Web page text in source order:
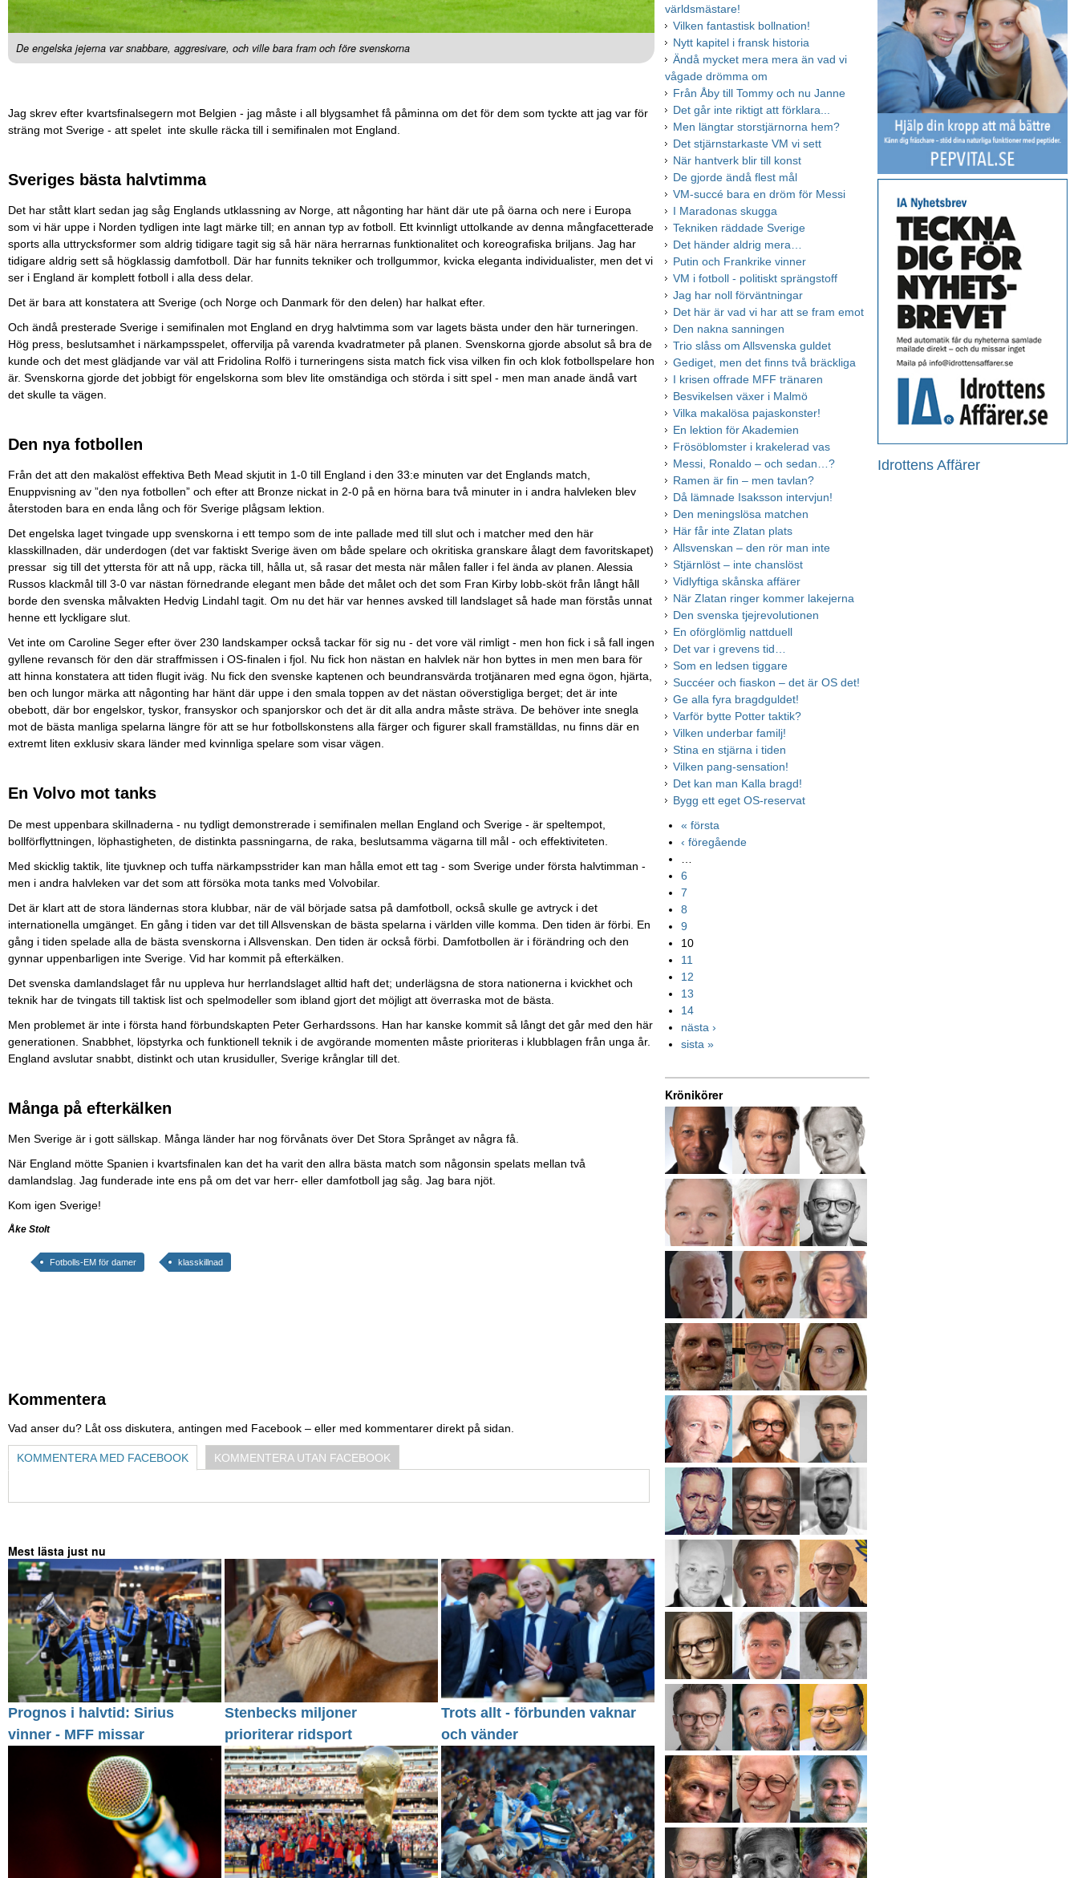
De engelska jejerna var snabbare, aggresivare, och ville bara fram och före svenskorna
Jag skrev efter kvartsfinalsegern mot Belgien - jag måste i all blygsamhet få påminna om det för dem som tyckte att jag var för
sträng mot Sverige - att spelet inte skulle räcka till i semifinalen mot England.
Sveriges bästa halvtimma
Det har stått klart sedan jag såg Englands utklassning av Norge, att någonting har hänt där ute på öarna och nere i Europa
som vi här uppe i Norden tydligen inte lagt märke till; en annan typ av fotboll. Ett kvinnligt uttolkande av denna mångfacetterade
sports alla uttrycksformer som aldrig tidigare tagit sig så här nära herrarnas funktionalitet och koreografiska briljans. Jag har
tidigare aldrig sett så högklassig damfotboll. Där har funnits tekniker och trollgummor, kvicka eleganta individualister, men det vi
ser i England är komplett fotboll i alla dess delar.
Det är bara att konstatera att Sverige (och Norge och Danmark för den delen) har halkat efter.
Och ändå presterade Sverige i semifinalen mot England en dryg halvtimma som var lagets bästa under den här turneringen.
Hög press, beslutsamhet i närkampsspelet, offervilja på varenda kvadratmeter på planen. Svenskorna gjorde absolut så bra de
kunde och det mest glädjande var väl att Fridolina Rolfö i turneringens sista match fick visa vilken fin och klok fotbollspelare hon
är. Svenskorna gjorde det jobbigt för engelskorna som blev lite omständiga och störda i sitt spel - men man anade ändå vart
det skulle ta vägen.
Den nya fotbollen
Från det att den makalöst effektiva Beth Mead skjutit in 1-0 till England i den 33:e minuten var det Englands match,
Enuppvisning av ”den nya fotbollen” och efter att Bronze nickat in 2-0 på en hörna bara två minuter in i andra halvleken blev
återstoden bara en enda lång och för Sverige plågsam lektion.
Det engelska laget tvingade upp svenskorna i ett tempo som de inte pallade med till slut och i matcher med den här
klasskillnaden, där underdogen (det var faktiskt Sverige även om både spelare och okritiska granskare ålagt dem favoritskapet)
pressar sig till det yttersta för att nå upp, räcka till, hålla ut, så rasar det mesta när målen faller i fel ända av planen. Alessia
Russos klackmål till 3-0 var nästan förnedrande elegant men både det målet och det som Fran Kirby lobb-sköt från långt håll
borde den svenska målvakten Hedvig Lindahl tagit. Om nu det här var hennes avsked till landslaget så hade man förstås unnat
henne ett lyckligare slut.
Vet inte om Caroline Seger efter över 230 landskamper också tackar för sig nu - det vore väl rimligt - men hon fick i så fall ingen
gyllene revansch för den där straffmissen i OS-finalen i fjol. Nu fick hon nästan en halvlek när hon byttes in men men bara för
att hinna konstatera att tiden flugit iväg. Nu fick den svenske kaptenen och beundransvärda trotjänaren med egna ögon, hjärta,
ben och lungor märka att någonting har hänt där uppe i den smala toppen av det nästan oöverstigliga berget; det är inte
obebott, där bor engelskor, tyskor, fransyskor och spanjorskor och det är dit alla andra måste sträva. De behöver inte snegla
mot de bästa manliga spelarna längre för att se hur fotbollskonstens alla färger och figurer skall framställdas, nu finns där en
extremt liten exklusiv skara länder med kvinnliga spelare som visar vägen.
En Volvo mot tanks
De mest uppenbara skillnaderna - nu tydligt demonstrerade i semifinalen mellan England och Sverige - är speltempot,
bollförflyttningen, löphastigheten, de distinkta passningarna, de raka, beslutsamma vägarna till mål - och effektiviteten.
Med skicklig taktik, lite tjuvknep och tuffa närkampsstrider kan man hålla emot ett tag - som Sverige under första halvtimman -
men i andra halvleken var det som att försöka mota tanks med Volvobilar.
Det är klart att de stora ländernas stora klubbar, när de väl började satsa på damfotboll, också skulle ge avtryck i det
internationella umgänget. En gång i tiden var det till Allsvenskan de bästa spelarna i världen ville komma. Den tiden är förbi. En
gång i tiden spelade alla de bästa svenskorna i Allsvenskan. Den tiden är också förbi. Damfotbollen är i förändring och den
gynnar uppenbarligen inte Sverige. Vid har kommit på efterkälken.
Det svenska damlandslaget får nu uppleva hur herrlandslaget alltid haft det; underlägsna de stora nationerna i kvickhet och
teknik har de tvingats till taktisk list och spelmodeller som ibland gjort det möjligt att överraska mot de bästa.
Men problemet är inte i första hand förbundskapten Peter Gerhardssons. Han har kanske kommit så långt det går med den här
generationen. Snabbhet, löpstyrka och funktionell teknik i de avgörande momenten måste prioriteras i klubblagen från unga år.
England avslutar snabbt, distinkt och utan krusiduller, Sverige krånglar till det.
Många på efterkälken
Men Sverige är i gott sällskap. Många länder har nog förvånats över Det Stora Språnget av några få.
När England mötte Spanien i kvartsfinalen kan det ha varit den allra bästa match som någonsin spelats mellan två
damlandslag. Jag funderade inte ens på om det var herr- eller damfotboll jag såg. Jag bara njöt.
Kom igen Sverige!
Åke Stolt
Fotbolls-EM för damer klasskillnad
Kommentera
Vad anser du? Låt oss diskutera, antingen med Facebook – eller med kommentarer direkt på sidan.
KOMMENTERA MED FACEBOOK KOMMENTERA UTAN FACEBOOK
Mest lästa just nu
Prognos i halvtid: Sirius
vinner - MFF missar
Stenbecks miljoner
prioriterar ridsport
Trots allt - förbunden vaknar
och vänder
Idrottens Affärer
världsmästare!
Vilken fantastisk bollnation!
Nytt kapitel i fransk historia
Ändå mycket mera mera än vad vi
vågade drömma om
Från Åby till Tommy och nu Janne
Det går inte riktigt att förklara...
Men längtar storstjärnorna hem?
Det stjärnstarkaste VM vi sett
När hantverk blir till konst
De gjorde ändå flest mål
VM-succé bara en dröm för Messi
I Maradonas skugga
Tekniken räddade Sverige
Det händer aldrig mera…
Putin och Frankrike vinner
VM i fotboll - politiskt sprängstoff
Jag har noll förväntningar
Det här är vad vi har att se fram emot
Den nakna sanningen
Trio slåss om Allsvenska guldet
Gediget, men det finns två bräckliga
I krisen offrade MFF tränaren
Besvikelsen växer i Malmö
Vilka makalösa pajaskonster!
En lektion för Akademien
Frösöblomster i krakelerad vas
Messi, Ronaldo – och sedan…?
Ramen är fin – men tavlan?
Då lämnade Isaksson intervjun!
Den meningslösa matchen
Här får inte Zlatan plats
Allsvenskan – den rör man inte
Stjärnlöst – inte chanslöst
Vidlyftiga skånska affärer
När Zlatan ringer kommer lakejerna
Den svenska tjejrevolutionen
En oförglömlig nattduell
Det var i grevens tid…
Som en ledsen tiggare
Succéer och fiaskon – det är OS det!
Ge alla fyra bragdguldet!
Varför bytte Potter taktik?
Vilken underbar familj!
Stina en stjärna i tiden
Vilken pang-sensation!
Det kan man Kalla bragd!
Bygg ett eget OS-reservat
« första
‹ föregående
…
6
7
8
9
10
11
12
13
14
nästa ›
sista »
Krönikörer